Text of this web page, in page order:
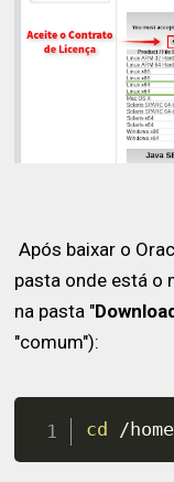
Após baixar o
pasta onde está o
na pasta "
"comum"):
cd /